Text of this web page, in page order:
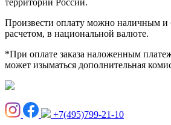
территории России.
Произвести оплату можно наличным и
расчетом, в национальной валюте.
*При оплате заказа наложенным
может изыматься дополнительная
+7(495)799-21-10